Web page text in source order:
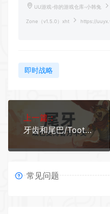
UU游戏-你的游戏仓库-小韩兔
Zone（v1.5.0）xht https://
即时战略
上一篇：
牙齿和尾巴/Tooth and Tail（v1.8.0）
常见问题